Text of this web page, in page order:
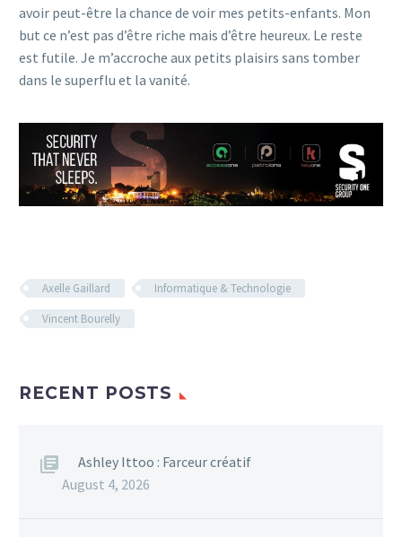
avoir peut-être la chance de voir mes petits-enfants. Mon
but ce n’est pas d’être riche mais d’être heureux. Le reste
est futile. Je m’accroche aux petits plaisirs sans tomber
dans le superflu et la vanité.
Axelle Gaillard
Informatique & Technologie
Vincent Bourelly
RECENT POSTS
Ashley Ittoo : Farceur créatif
August 4, 2026